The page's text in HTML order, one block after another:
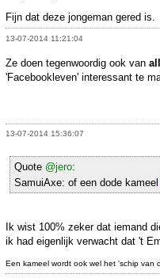
Fijn dat deze jongeman gered is.
13-07-2014 11:21:04
Ze doen tegenwoordig ook van
'Facebookleven' interessant te
13-07-2014 15:36:07
Quote @jero:
SamuiAxe: of een dode kameel
Ik wist 100% zeker dat iemand
ik had eigenlijk verwacht dat 't
Een kameel wordt ook wel het 'schip van